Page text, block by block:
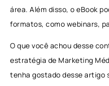
área. Além disso, o eBook
formatos, como webinars,
O que você achou desse
estratégia de Marketing
tenha gostado desse artigo